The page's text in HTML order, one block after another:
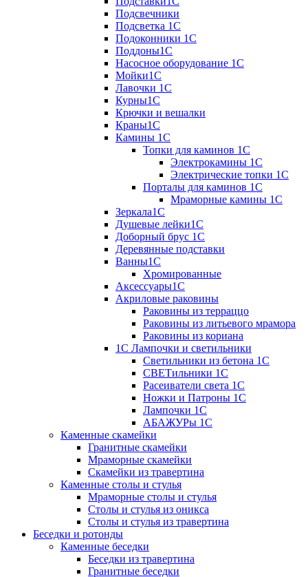
Подсвечники
Подсветка 1С
Подоконники 1С
Поддоны1С
Насосное оборудование 1С
Мойки1С
Лавочки 1С
Курны1С
Крючки и вешалки
Краны1С
Камины 1C
Топки для каминов 1C
Электрокамины 1С
Электрические топки 1C
Порталы для каминов 1С
Мраморные камины 1C
Зеркала1С
Душевые лейки1С
Доборный брус 1С
Деревянные подставки
Ванны1С
Хромированные
Аксессуары1С
Акриловые раковины
Раковины из терраццо
Раковины из литьевого мрамора
Раковины из кориана
1С Лампочки и светильники
Светильники из бетона 1С
СВЕТильники 1С
Расеиватели света 1С
Ножки и Патроны 1С
Лампочки 1С
АБАЖУРы 1С
Каменные скамейки
Гранитные скамейки
Мраморные скамейки
Скамейки из травертина
Каменные столы и стулья
Мраморные столы и стулья
Столы и стулья из оникса
Столы и стулья из травертина
Беседки и ротонды
Каменные беседки
Беседки из травертина
Гранитные беседки